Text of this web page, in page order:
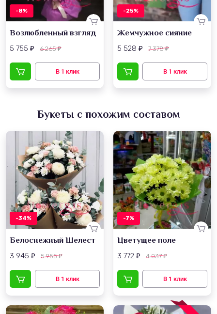
-8%
Возлюбленный взгляд
5 755 ₽ 6 265₽
-25%
Жемчужное сияние
5 528 ₽ 7 378₽
Букеты с похожим составом
-34%
Белоснежный Шелест
3 945 ₽ 5 955₽
-7%
Цветущее поле
3 772 ₽ 4 037₽